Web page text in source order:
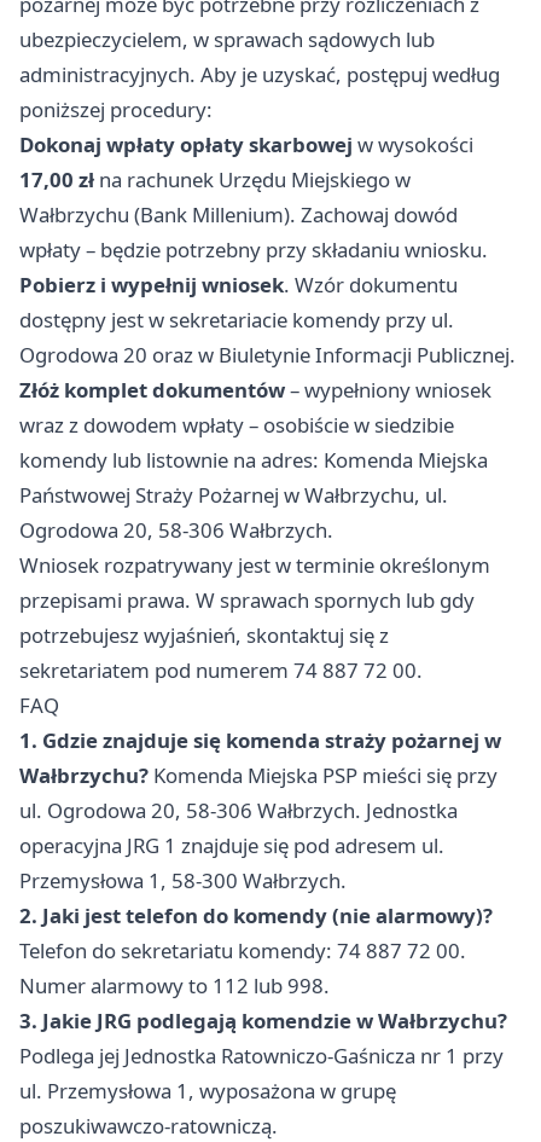
ubezpieczycielem, w sprawach sądowych lub
administracyjnych. Aby je uzyskać, postępuj według
poniższej procedury:
Dokonaj wpłaty opłaty skarbowej w wysokości
17,00 zł na rachunek Urzędu Miejskiego w
Wałbrzychu (Bank Millenium). Zachowaj dowód
wpłaty – będzie potrzebny przy składaniu wniosku.
Pobierz i wypełnij wniosek. Wzór dokumentu
dostępny jest w sekretariacie komendy przy ul.
Ogrodowa 20 oraz w Biuletynie Informacji Publicznej.
Złóż komplet dokumentów– wypełniony wniosek
wraz z dowodem wpłaty – osobiście w siedzibie
komendy lub listownie na adres: Komenda Miejska
Państwowej Straży Pożarnej w Wałbrzychu, ul.
Ogrodowa 20, 58-306 Wałbrzych.
Wniosek rozpatrywany jest w terminie określonym
przepisami prawa. W sprawach spornych lub gdy
potrzebujesz wyjaśnień, skontaktuj się z
sekretariatem pod numerem 74 887 72 00.
FAQ
1. Gdzie znajduje się komenda straży pożarnej w
Wałbrzychu? Komenda Miejska PSP mieści się przy
ul. Ogrodowa 20, 58-306 Wałbrzych. Jednostka
operacyjna JRG 1 znajduje się pod adresem ul.
Przemysłowa 1, 58-300 Wałbrzych.
2. Jaki jest telefon do komendy (nie alarmowy)?
Telefon do sekretariatu komendy: 74 887 72 00.
Numer alarmowy to 112 lub 998.
3. Jakie JRG podlegają komendzie w Wałbrzychu?
Podlega jej Jednostka Ratowniczo-Gaśnicza nr 1 przy
ul. Przemysłowa 1, wyposażona w grupę
poszukiwawczo-ratowniczą.